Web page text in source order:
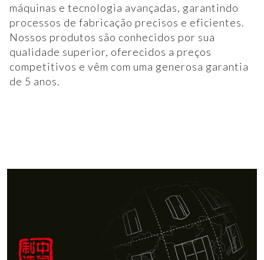
máquinas e tecnologia avançadas, garantindo
processos de fabricação precisos e eficientes.
Nossos produtos são conhecidos por sua
qualidade superior, oferecidos a preços
competitivos e vêm com uma generosa garantia
de 5 anos.